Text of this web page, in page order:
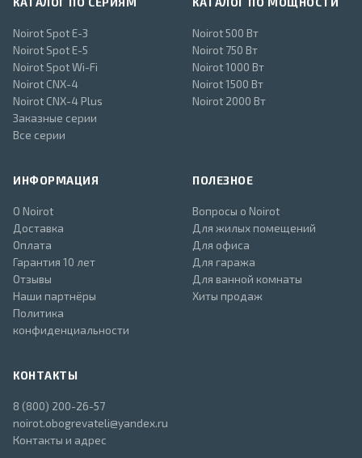
Noirot Spot E-3
Noirot Spot E-5
Noirot Spot Wi-Fi
Noirot CNX-4
Noirot CNX-4 Plus
Заказные серии
Все серии
Noirot 500 Вт
Noirot 750 Вт
Noirot 1000 Вт
Noirot 1500 Вт
Noirot 2000 Вт
ИНФОРМАЦИЯ
О Noirot
Доставка
Оплата
Гарантия 10 лет
Отзывы
Наши партнёры
Политика
конфиденциальности
ПОЛЕЗНОЕ
Вопросы о Noirot
Для жилых помещений
Для офиса
Для гаража
Для ванной комнаты
Хиты продаж
КОНТАКТЫ
8 (800) 200-26-57
noirot.obogrevateli@yandex.ru
Контакты и адрес